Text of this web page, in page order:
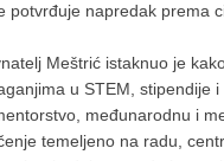
potvrđuje napredak prema
Meštrić istaknuo je
u STEM, stipendije
međunarodnu i
temeljeno na radu,